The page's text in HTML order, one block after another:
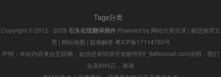
Tags分类
Copyright © 2012 - 2026 石头在线翻译插件Powered by 网站分类目录 | 精选推荐文
章 | 网站地图 | 疑难解答 粤ICP备17114760号
声明：本站内容来自互联网，如信息有错误可发邮件到f_fb#foxmail.com说明，我们
会及时纠正，谢谢